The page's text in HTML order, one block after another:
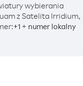
wybierania
z Satelita Irridium,
+1+ numer lokalny